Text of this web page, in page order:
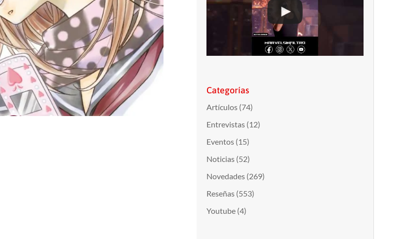
Categorías
Artículos(74)
Entrevistas(12)
Eventos(15)
Noticias(52)
Novedades(269)
Reseñas(553)
Youtube(4)